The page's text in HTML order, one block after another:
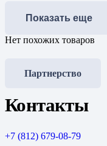
Показать еще
Нет похожих товаров
Партнерство
Контакты
+7 (812) 679-08-79